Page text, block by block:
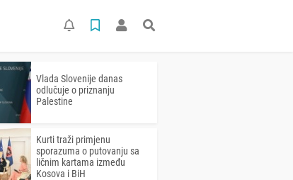
Vlada Slovenije danas
odlučuje o priznanju
Palestine
Kurti traži primjenu
sporazuma o putovanju sa
ličnim kartama između
Kosova i BiH